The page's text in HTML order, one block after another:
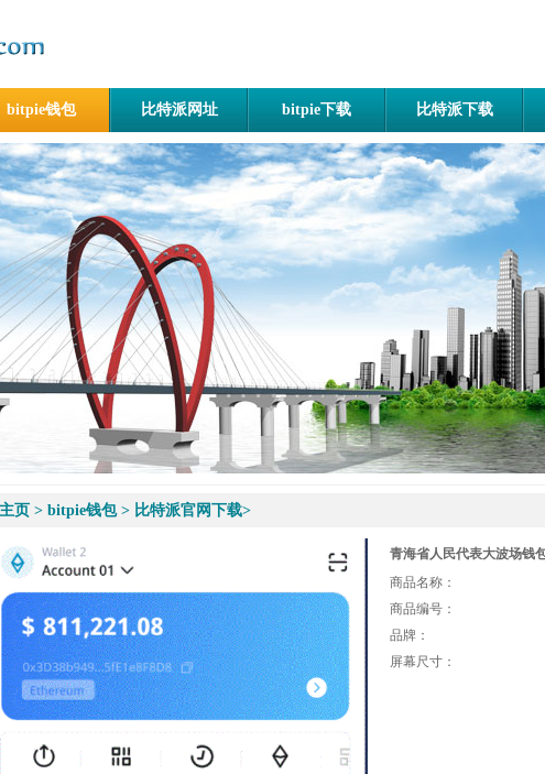
bitpie钱包 比特派网址 bitpie下载 比特派下载
主页 > bitpie钱包> 比特派官网下载>
青海省人民代表大波场钱
商品名称：
商品编号：
品牌：
屏幕尺寸：